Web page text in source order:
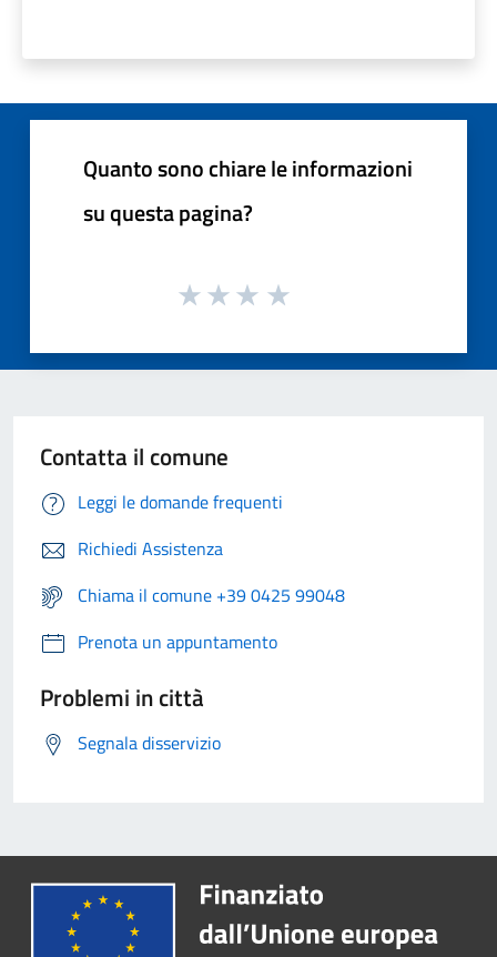
Quanto sono chiare le informazioni
su questa pagina?
Contatta il comune
Leggi le domande frequenti
Richiedi Assistenza
Chiama il comune +39 0425 99048
Prenota un appuntamento
Problemi in città
Segnala disservizio